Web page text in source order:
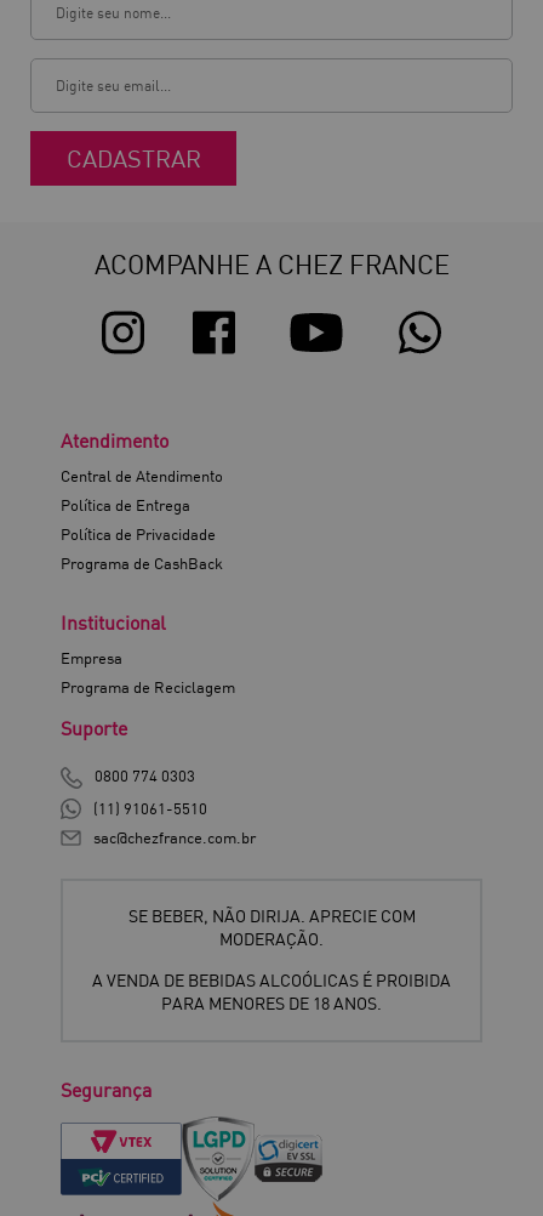
CADASTRAR
ACOMPANHE A CHEZ FRANCE
Atendimento
Central de Atendimento
Política de Entrega
Política de Privacidade
Programa de CashBack
Institucional
Empresa
Programa de Reciclagem
Suporte
0800 774 0303
(11) 91061-5510
sac@chezfrance.com.br
SE BEBER, NÃO DIRIJA. APRECIE COM
MODERAÇÃO.
A VENDA DE BEBIDAS ALCOÓLICAS É PROIBIDA
PARA MENORES DE 18 ANOS.
Segurança